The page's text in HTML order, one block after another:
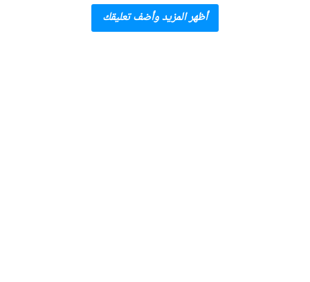
أظهر المزيد وأضف تعليقك